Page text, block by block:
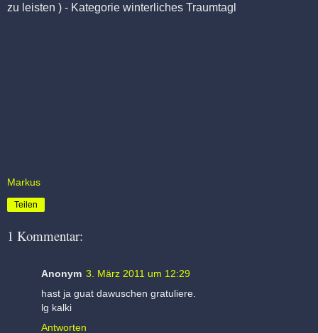
zu leisten ) - Kategorie winterliches Traumtagl
Markus
Teilen
1 Kommentar:
Anonym 3. März 2011 um 12:29
hast ja guat dawuschen gratuliere.
lg kalki
Antworten